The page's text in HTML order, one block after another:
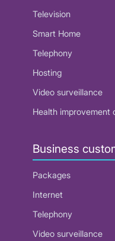
Television
Smart Home
Telephony
Hosting
Video surveillance
Health improvement
Business
Packages
Internet
Telephony
Video surveillance